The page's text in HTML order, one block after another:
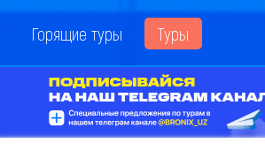
Горящие туры Туры